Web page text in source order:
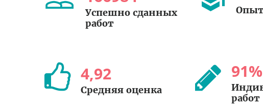
Успешно сданных
работ
4,92
Средняя оценка
91%
работ